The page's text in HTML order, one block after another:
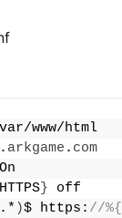
www/html
arkgame . com
HTTPS} off
.* )$ https: //